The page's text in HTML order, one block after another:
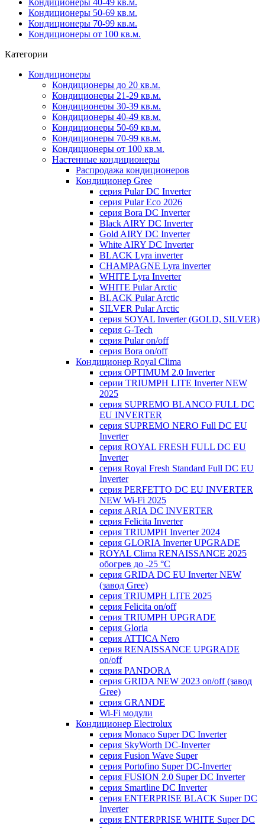
Кондиционеры 50-69 кв.м.
Кондиционеры 70-99 кв.м.
Кондиционеры от 100 кв.м.
Категории
Кондиционеры
Кондиционеры до 20 кв.м.
Кондиционеры 21-29 кв.м.
Кондиционеры 30-39 кв.м.
Кондиционеры 40-49 кв.м.
Кондиционеры 50-69 кв.м.
Кондиционеры 70-99 кв.м.
Кондиционеры от 100 кв.м.
Настенные кондиционеры
Распродажа кондиционеров
Кондиционер Gree
серия Pular DC Inverter
серия Pular Eco 2026
серия Bora DC Inverter
Black AIRY DC Inverter
Gold AIRY DC Inverter
White AIRY DC Inverter
BLACK Lyra inverter
CHAMPAGNE Lyra inverter
WHITE Lyra Inverter
WHITE Pular Arctic
BLACK Pular Arctic
SILVER Pular Arctic
серия SOYAL Inverter (GOLD, SILVER)
серия G-Tech
серия Pular on/off
серия Bora on/off
Кондиционер Royal Clima
серия OPTIMUM 2.0 Inverter
серии TRIUMPH LITE Inverter NEW
2025
серия SUPREMO BLANCO FULL DC
EU INVERTER
серия SUPREMO NERO Full DC EU
Inverter
серия ROYAL FRESH FULL DC EU
Inverter
серия Royal Fresh Standard Full DC EU
Inverter
серия PERFETTO DC EU INVERTER
NEW Wi-Fi 2025
серия ARIA DC INVERTER
серия Felicita Inverter
серия TRIUMPH Inverter 2024
серия GLORIA Inverter UPGRADE
ROYAL Clima RENAISSANCE 2025
обогрев до -25 °С
серия GRIDA DC EU Inverter NEW
(завод Gree)
серия TRIUMPH LITE 2025
серия Felicita on/off
серия TRIUMPH UPGRADE
серия Gloria
серия ATTICA Nero
серия RENAISSANCE UPGRADE
on/off
серия PANDORA
серия GRIDA NEW 2023 on/off (завод
Gree)
серия GRANDE
Wi-Fi модули
Кондиционер Electrolux
серия Monaco Super DC Inverter
серия SkyWorth DC-Inverter
серия Fusion Wave Super
серия Portofino Super DC-Inverter
серия FUSION 2.0 Super DC Іnverter
серия Smartline DC Inverter
серия ENTERPRISE BLACK Super DC
Inverter
серия ENTERPRISE WHITE Super DC